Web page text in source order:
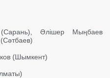
Әлішер Мыңбаев
(Шымкент)